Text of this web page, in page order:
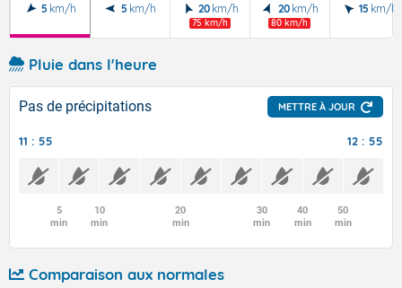
5 km/h 5 km/h 20 km/h
75 km/h
20 km/h
80 km/h
15 km/h
Pluie dans l'heure
Pas de précipitations METTRE À JOUR
11 : 55 12 : 55
5
min
10
min
20
min
30
min
40
min
50
min
Comparaison aux normales